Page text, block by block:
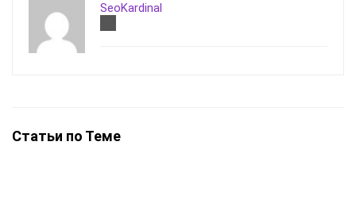
SeoKardinal
Статьи по Теме